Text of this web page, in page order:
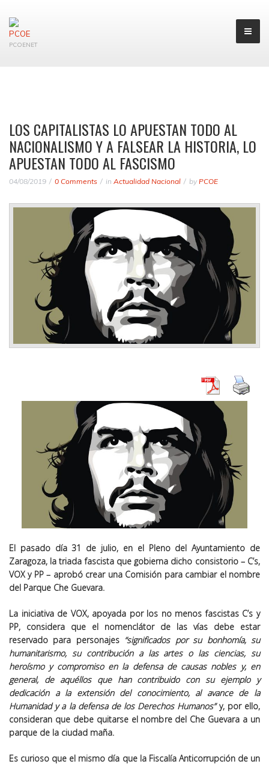
PCOENET
LOS CAPITALISTAS LO APUESTAN TODO AL
NACIONALISMO Y A FALSEAR LA HISTORIA, LO
APUESTAN TODO AL FASCISMO
04/08/2019 0 Comments in Actualidad Nacional by PCOE
El pasado día 31 de julio, en el Pleno del Ayuntamiento de
Zaragoza, la triada fascista que gobierna dicho consistorio – C’s,
VOX y PP – aprobó crear una Comisión para cambiar el nombre
del Parque Che Guevara.
La iniciativa de VOX, apoyada por los no menos fascistas C’s y
PP, considera que el nomenclátor de las vías debe estar
reservado para personajes “significados por su bonhomía, su
humanitarismo, su contribución a las artes o las ciencias, su
heroísmo y compromiso en la defensa de causas nobles y, en
general, de aquéllos que han contribuido con su ejemplo y
dedicación a la extensión del conocimiento, al avance de la
Humanidad y a la defensa de los Derechos Humanos”y, por ello,
consideran que debe quitarse el nombre del Che Guevara a un
parque de la ciudad maña.
Es curioso que el mismo día que la Fiscalía Anticorrupción de un